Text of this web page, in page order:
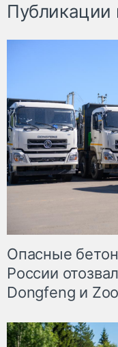
Публикации
Опасные
России
Dongfeng и